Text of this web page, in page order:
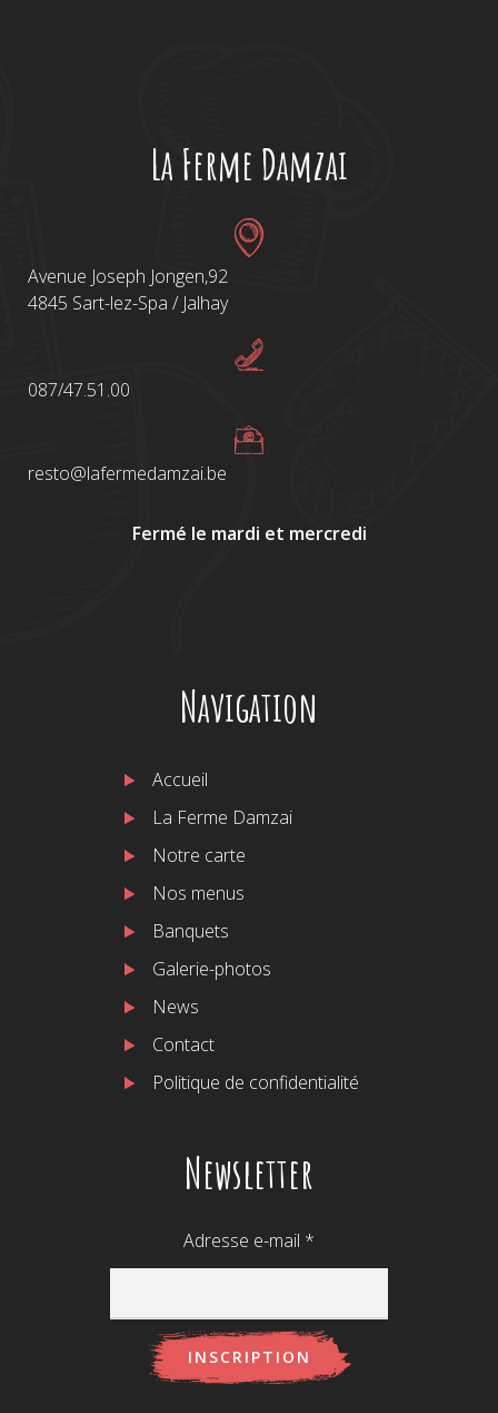
La Ferme Damzai
Avenue Joseph Jongen,92
4845 Sart-lez-Spa / Jalhay
087/47.51.00
resto@lafermedamzai.be
Fermé le mardi et mercredi
Navigation
Accueil
La Ferme Damzai
Notre carte
Nos menus
Banquets
Galerie-photos
News
Contact
Politique de confidentialité
Newsletter
Adresse e-mail *